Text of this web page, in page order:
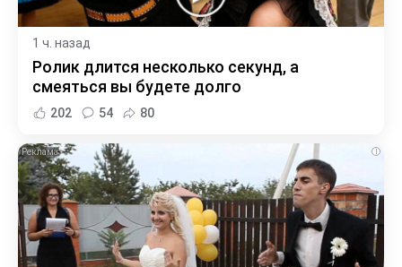
1 ч. назад
Ролик длится несколько секунд, а
смеяться вы будете долго
202 54 80
i